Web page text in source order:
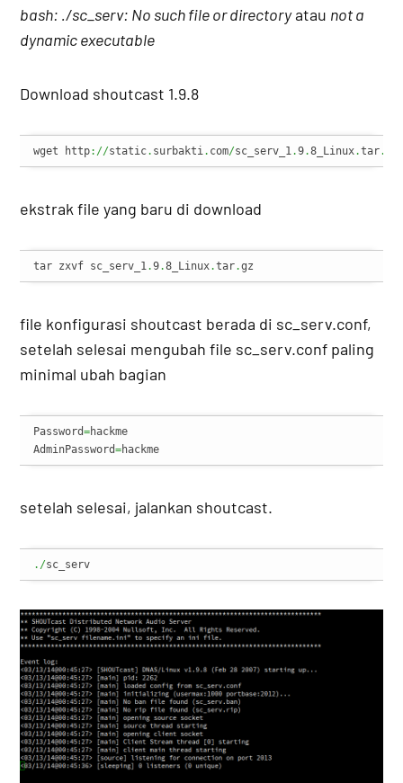
bash: ./sc_serv: No such file or directoryatau not a
dynamic executable
Download shoutcast 1.9.8
wget http://static. surbakti . com/sc_serv_1 .9.8_Linux.tar.
ekstrak file yang baru di download
tar zxvf sc_serv_1 .9.8_Linux.tar.gz
file konfigurasi shoutcast berada di sc_serv.conf,
setelah selesai mengubah file sc_serv.conf paling
minimal ubah bagian
Password=hackme
AdminPassword=hackme
setelah selesai, jalankan shoutcast.
./sc_serv